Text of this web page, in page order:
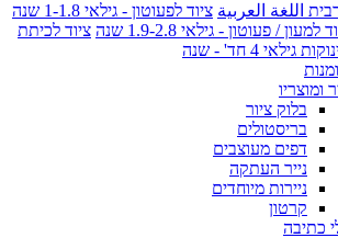
اللغة العربية ציוד לפעוטון - גילאי 1-1.8 שנה
למעון / פעוטון - גילאי 1.9-2.8 שנה
ציוד לכיתת
גילאי 4 חד' - שנה
ומוצריו
בלוק ציור
בריסטולים
דפים מעוצבים
נייר העתקה
ניירות מיוחדים
קרטון
כתיבה